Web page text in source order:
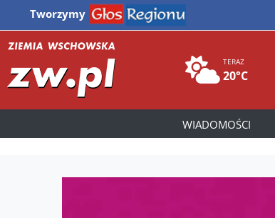
Tworzymy
TERAZ
20°C
WIADOMOŚCI